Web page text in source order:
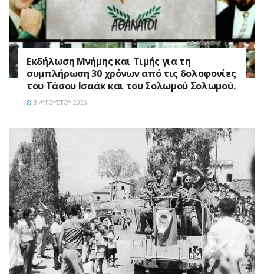
Εκδήλωση Μνήμης και Τιμής για τη
συμπλήρωση 30 χρόνων από τις δολοφονίες
του Τάσου Ισαάκ και του Σολωμού Σολωμού.
8 ΑΥΓΟΎΣΤΟΥ 2026